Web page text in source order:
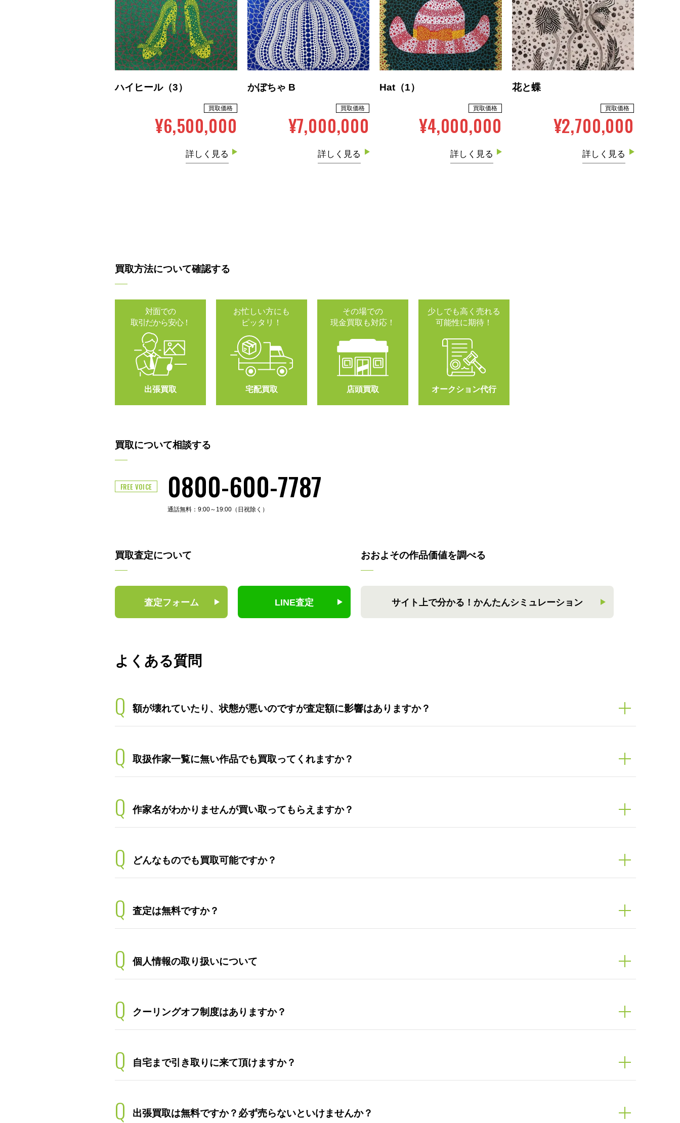
ハイヒール（3）
買取価格
¥6,500,000
詳しく見る
かぼちゃ B
買取価格
¥7,000,000
詳しく見る
Hat（1）
買取価格
¥4,000,000
詳しく見る
花と蝶
買取価格
¥2,700,000
詳しく見る
買取方法について確認する
対面での
取引だから安心！
出張買取
お忙しい方にも
ピッタリ！
宅配買取
その場での
現金買取も対応！
店頭買取
少しでも高く売れる
可能性に期待！
オークション代行
買取について相談する
FREE VOICE 0800-600-7787
通話無料：9:00～19:00（日祝除く）
買取査定について
査定フォーム LINE査定
おおよその作品価値を調べる
サイト上で分かる！ かんたんシミュレーション
よくある質問
Q 額が壊れていたり、状態が悪いのですが査定額に影響はありますか？
Q 取扱作家一覧に無い作品でも買取ってくれますか？
Q 作家名がわかりませんが買い取ってもらえますか？
Q どんなものでも買取可能ですか？
Q 査定は無料ですか？
Q 個人情報の取り扱いについて
Q クーリングオフ制度はありますか？
Q 自宅まで引き取りに来て頂けますか？
Q 出張買取は無料ですか？必ず売らないといけませんか？